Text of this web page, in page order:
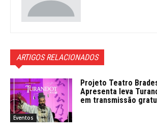
ARTIGOS RELACIONADOS
Eventos
Projeto Teatro
Apresenta leva
em transmissão